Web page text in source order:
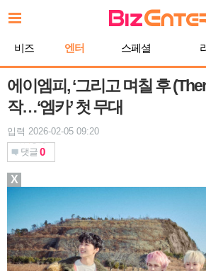
문
비즈 엔터 스페셜
에이엠피, ‘그리고 며칠 후
작…‘엠카’ 첫 무대
입력 2026-02-05 09:20
댓글 0
X